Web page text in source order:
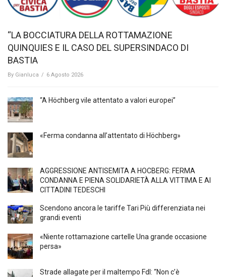
“LA BOCCIATURA DELLA ROTTAMAZIONE
QUINQUIES E IL CASO DEL SUPERSINDACO DI
BASTIA
By Gianluca / 6 Agosto 2026
“A Höchberg vile attentato a valori europei”
«Ferma condanna all’attentato di Höchberg»
AGGRESSIONE ANTISEMITA A HÖCBERG: FERMA
CONDANNA E PIENA SOLIDARIETÀ ALLA VITTIMA E AI
CITTADINI TEDESCHI
Scendono ancora le tariffe Tari Più differenziata nei
grandi eventi
«Niente rottamazione cartelle Una grande occasione
persa»
Strade allagate per il maltempo FdI: “Non c’è